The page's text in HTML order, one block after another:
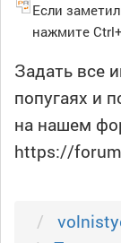
Если
нажмите
Задать все
попугаях и
на нашем
https://